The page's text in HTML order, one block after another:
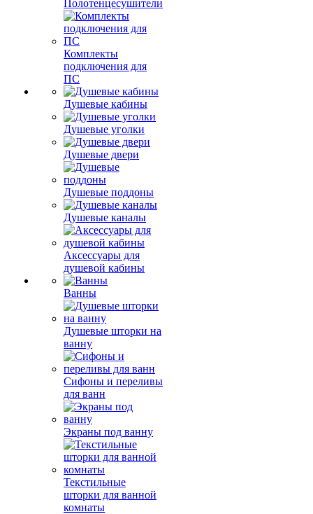
Полотенцесушители
Комплекты
подключения для
ПС
Душевые кабины
Душевые уголки
Душевые двери
Душевые поддоны
Душевые каналы
Аксессуары для
душевой кабины
Ванны
Душевые шторки на
ванну
Сифоны и переливы
для ванн
Экраны под ванну
Текстильные
шторки для ванной
комнаты